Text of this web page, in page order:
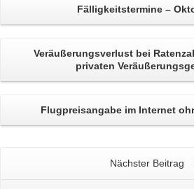
Fälligkeitstermine –
Veräußerungsverlustbei
privaten
Flugpreisangabeim Internet
Nächster Beitrag